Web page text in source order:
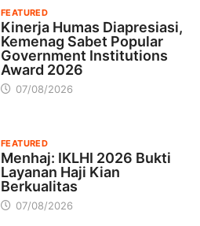
FEATURED
Kinerja Humas Diapresiasi,
Kemenag Sabet Popular
Government Institutions
Award 2026
07/08/2026
FEATURED
Menhaj: IKLHI 2026 Bukti
Layanan Haji Kian
Berkualitas
07/08/2026